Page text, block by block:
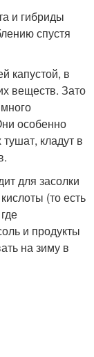
и гибриды
спустя
капустой, в
веществ. Зато
особенно
кладут в
для засолки
(то есть
и продукты
на зиму в